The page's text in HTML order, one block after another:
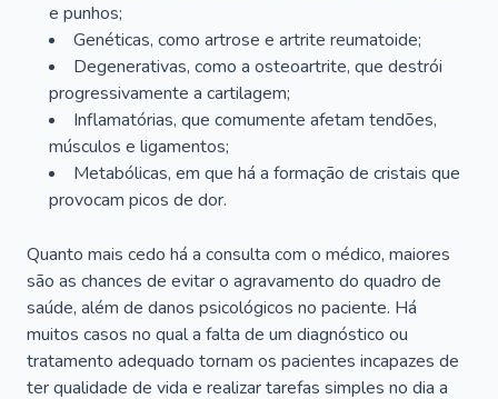
e punhos;
Genéticas, como artrose e artrite reumatoide;
Degenerativas, como a osteoartrite, que destrói
progressivamente a cartilagem;
Inflamatórias, que comumente afetam tendões,
músculos e ligamentos;
Metabólicas, em que há a formação de cristais que
provocam picos de dor.
Quanto mais cedo há a consulta com o médico, maiores
são as chances de evitar o agravamento do quadro de
saúde, além de danos psicológicos no paciente. Há
muitos casos no qual a falta de um diagnóstico ou
tratamento adequado tornam os pacientes incapazes de
ter qualidade de vida e realizar tarefas simples no dia a